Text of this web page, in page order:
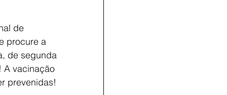
de
procure a
de segunda
A vacinação
prevenidas!